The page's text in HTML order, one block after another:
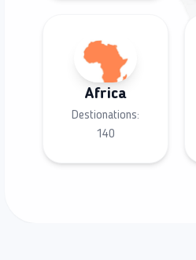
Africa
Destionations:
140